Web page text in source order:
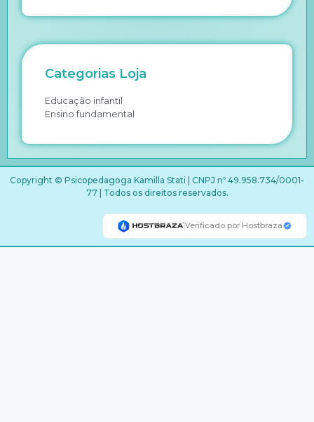
Categorias Loja
Educação infantil
Ensino fundamental
Copyright © Psicopedagoga Kamilla Stati | CNPJ nº 49.958.734/0001-
77 | Todos os direitos reservados.